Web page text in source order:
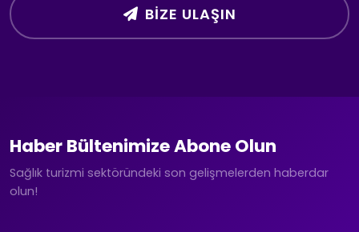
BIZE ULAŞIN
Haber Bültenimize Abone Olun
Sağlık turizmi sektöründeki son gelişmelerden haberdar
olun!